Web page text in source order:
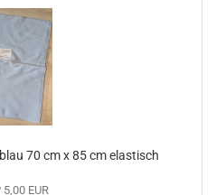
70 cm x 85 cm elastisch
5,00 EUR